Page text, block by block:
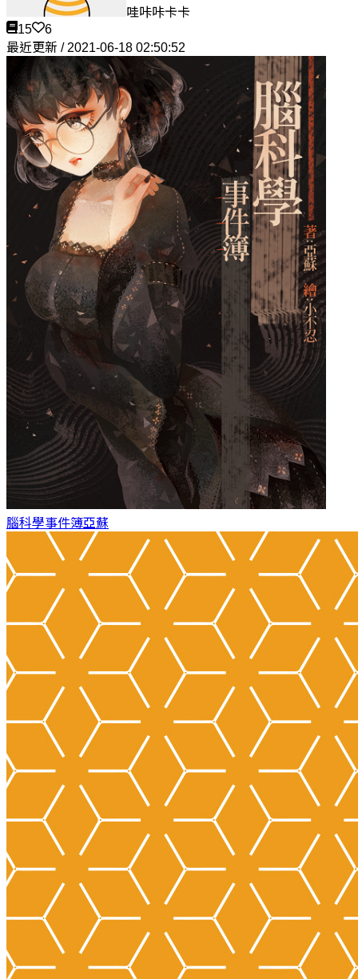
哇咔咔卡卡
15
6
最近更新 / 2021-06-18 02:50:52
腦科學事件簿亞蘇